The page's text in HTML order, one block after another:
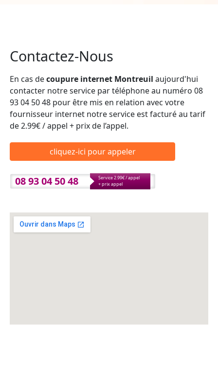
Contactez-Nous
En cas decoupure internet Montreuil aujourd'hui
contacter notre service par téléphone au numéro 08
93 04 50 48 pour être mis en relation avec votre
fournisseur internet notre service est facturé au tarif
de 2.99€ / appel + prix de l’appel.
cliquez-ici pour appeler
08 93 04 50 48
Service 2.99€ / appel
+ prix appel